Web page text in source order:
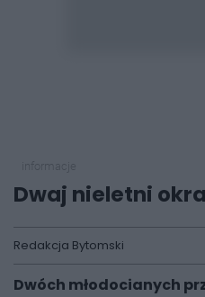
Dwaj nieletni
Redakcja Bytomski
Dwóch młodocianych